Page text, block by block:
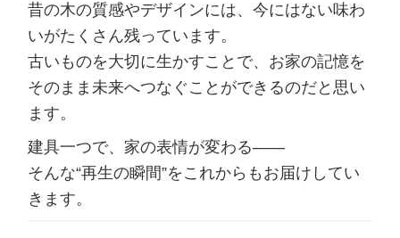
昔の木の質感やデザインには、今にはない味わ
いがたくさん残っています。
古いものを大切に生かすことで、お家の記憶を
そのまま未来へつなぐことができるのだと思い
ます。
建具一つで、家の表情が変わる――
そんな“再生の瞬間”をこれからもお届けしてい
きます。